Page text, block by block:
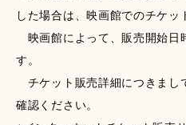
した場合は、映画館でのチケッ
映画館によって、販売開始日
す。
チケット販売詳細につきまし
確認ください。